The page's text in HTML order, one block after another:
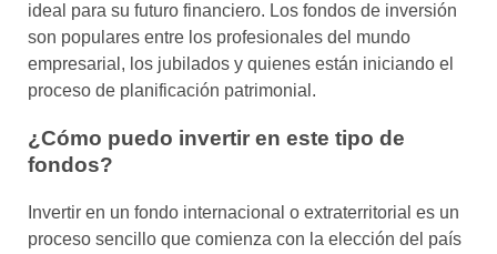
ideal para su futuro financiero. Los fondos de inversión
son populares entre los profesionales del mundo
empresarial, los jubilados y quienes están iniciando el
proceso de planificación patrimonial.
¿Cómo puedo invertir en este tipo de
fondos?
Invertir en un fondo internacional o extraterritorial es un
proceso sencillo que comienza con la elección del país